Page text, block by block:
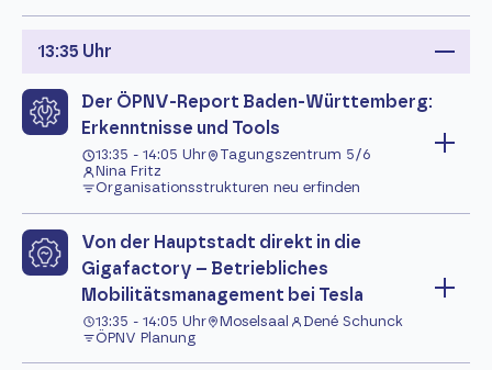
13:35 Uhr
Der ÖPNV-Report Baden-Württemberg:
Erkenntnisse und Tools
13:35 - 14:05 Uhr
Tagungszentrum 5/6
Nina Fritz
Organisationsstrukturen neu erfinden
Von der Hauptstadt direkt in die
Gigafactory – Betriebliches
Mobilitätsmanagement bei Tesla
13:35 - 14:05 Uhr Moselsaal
Dené Schunck
ÖPNV Planung